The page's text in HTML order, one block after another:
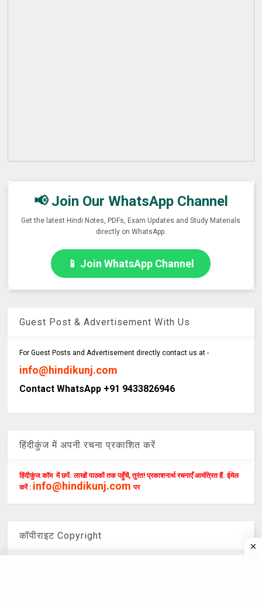
📢 Join Our WhatsApp Channel
Get the latest Hindi Notes, PDFs, Exam Updates and Study Materials
directly on WhatsApp.
📱 Join WhatsApp Channel
Guest Post & Advertisement With Us
For Guest Posts and Advertisement directly contact us at -
info@hindikunj.com
Contact WhatsApp +91 9433826946
हिंदीकुंज में अपनी रचना प्रकाशित करें
हिंदीकुंज.कॉम में छपें. लाखों पाठकों तक पहुँचें, तुरंत! प्रकाशनार्थ रचनाएँ आमंत्रित हैं. ईमेल
करें : info@hindikunj.com पर
कॉपीराइट Copyright